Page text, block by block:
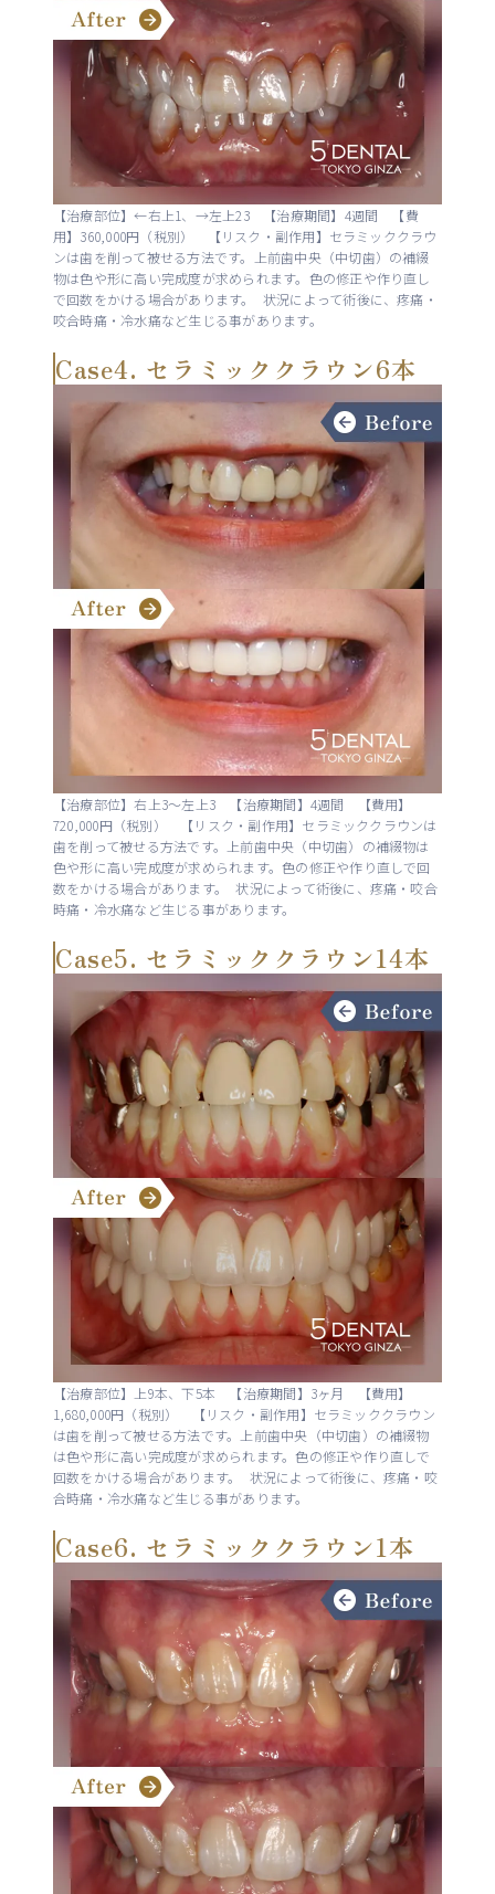
【治療部位】←右上1、→左上23 【治療期間】4週間 【費
用】360,000円（税別） 【リスク・副作用】セラミッククラウ
ンは歯を削って被せる方法です。上前歯中央（中切歯）の補綴
物は色や形に高い完成度が求められます。色の修正や作り直し
で回数をかける場合があります。 状況によって術後に、疼痛・
咬合時痛・冷水痛など生じる事があります。
Case4. セラミッククラウン6本
【治療部位】右上3〜左上3 【治療期間】4週間 【費用】
720,000円（税別） 【リスク・副作用】セラミッククラウンは
歯を削って被せる方法です。上前歯中央（中切歯）の補綴物は
色や形に高い完成度が求められます。色の修正や作り直しで回
数をかける場合があります。 状況によって術後に、疼痛・咬合
時痛・冷水痛など生じる事があります。
Case5. セラミッククラウン14本
【治療部位】上9本、下5本 【治療期間】3ヶ月 【費用】
1,680,000円（税別） 【リスク・副作用】セラミッククラウン
は歯を削って被せる方法です。上前歯中央（中切歯）の補綴物
は色や形に高い完成度が求められます。色の修正や作り直しで
回数をかける場合があります。 状況によって術後に、疼痛・咬
合時痛・冷水痛など生じる事があります。
Case6. セラミッククラウン1本